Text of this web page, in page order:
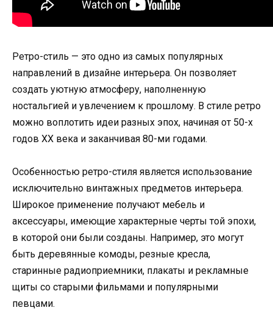
Ретро-стиль — это одно из самых популярных
направлений в дизайне интерьера. Он позволяет
создать уютную атмосферу, наполненную
ностальгией и увлечением к прошлому. В стиле ретро
можно воплотить идеи разных эпох, начиная от 50-х
годов XX века и заканчивая 80-ми годами.
Особенностью ретро-стиля является использование
исключительно винтажных предметов интерьера.
Широкое применение получают мебель и
аксессуары, имеющие характерные черты той эпохи,
в которой они были созданы. Например, это могут
быть деревянные комоды, резные кресла,
старинные радиоприемники, плакаты и рекламные
щиты со старыми фильмами и популярными
певцами.